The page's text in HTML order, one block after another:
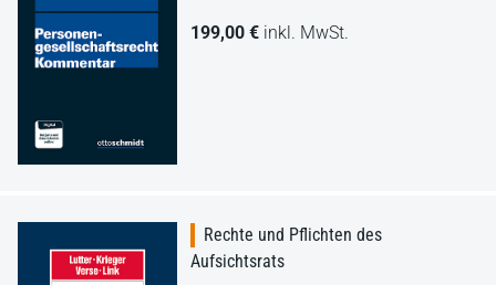
199,00 € inkl. MwSt.
Rechte und Pflichten des
Aufsichtsrats